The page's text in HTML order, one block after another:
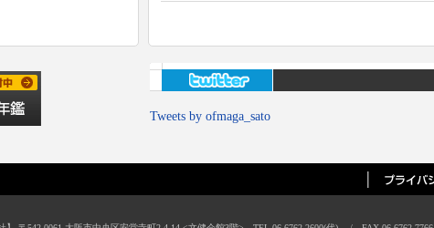
Tweets by ofmaga_sato